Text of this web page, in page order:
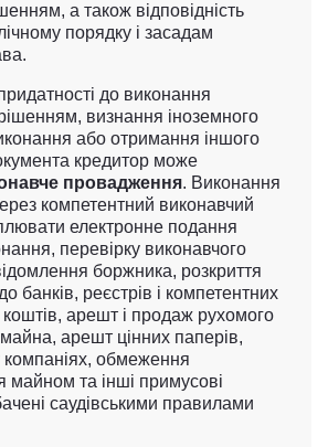
а також відповідність
порядку і засадам
до виконання
визнання іноземного
або отримання іншого
кредитор може
провадження. Виконання
компетентний виконавчий
електронне подання
перевірку виконавчого
боржника, розкриття
банків, реєстрів і компетентних
арешт і продаж рухомого
арешт цінних паперів,
компаніях, обмеження
майном та інші примусові
саудівськими правилами